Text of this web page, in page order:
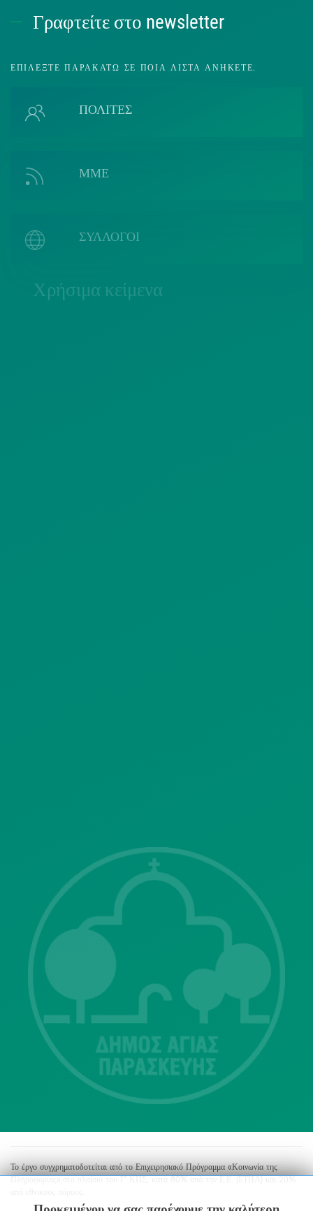
Γραφτείτε στο newsletter
ΕΠΙΛΈΞΤΕ ΠΑΡΑΚΆΤΩ ΣΕ ΠΟΙΑ ΛΊΣΤΑ ΑΝΉΚΕΤΕ.
ΠΟΛΙΤΕΣ
ΜΜΕ
ΣΥΛΛΟΓΟΙ
Χρήσιμα κείμενα
Επικοινωνία με το δήμο
Λ. Μεσογείων 415-417 Τ.Κ.15343
Αγία Παρασκευή
213 2004500
dimos@agiaparaskevi.gr
Το έργο συγχρηματοδοτείται από το Επιχειρησιακό Πρόγραμμα «Κοινωνία της